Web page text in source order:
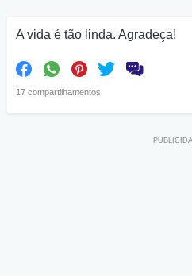
A vida é tão linda. Agradeça!
17 compartilhamentos